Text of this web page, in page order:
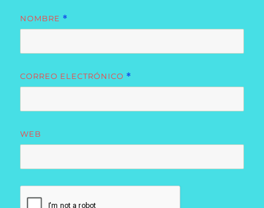
NOMBRE *
CORREO ELECTRÓNICO *
WEB